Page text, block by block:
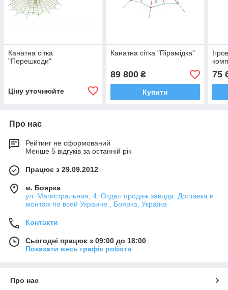
Канатна сітка
"Перешкоди"
Ціну уточнюйте
Канатна сітка "Пірамідка"
89 800₴
Купити
75
Про нас
Рейтинг не сформований
Менше 5 відгуків за останній рік
Працює з 29.09.2012
м. Боярка
ул. Магистральная, 4. Отдел продаж завода. Доставка и
монтаж по всей Украине., Боярка, Україна
Контакти
Сьогодні працює з 09:00 до 18:00
Показати весь графік роботи
Про нас